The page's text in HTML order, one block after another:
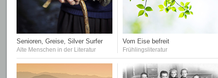
Senioren, Greise, Silver Surfer
Alte Menschen in der Literatur
Vom Eise befreit
Frühlingsliteratur